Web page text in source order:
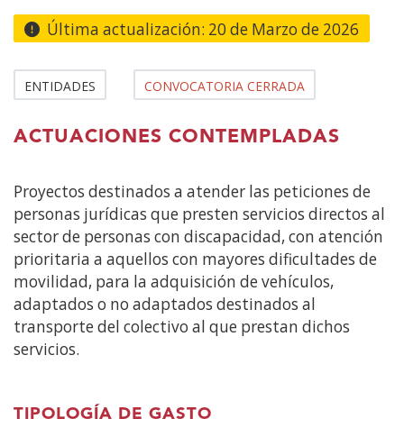
principalÚltima actualización: 20 de Marzo de 2026
ENTIDADES CONVOCATORIA CERRADA
ACTUACIONES CONTEMPLADAS
Proyectos destinados a atender las peticiones de
personas jurídicas que presten servicios directos al
sector de personas con discapacidad, con atención
prioritaria a aquellos con mayores dificultades de
movilidad, para la adquisición de vehículos,
adaptados o no adaptados destinados al
transporte del colectivo al que prestan dichos
servicios.
TIPOLOGÍA DE GASTO